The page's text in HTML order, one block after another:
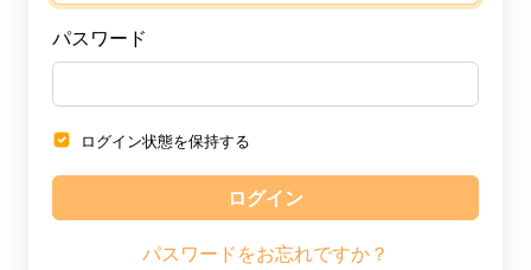
パスワード
ログイン状態を保持する
ログイン
パスワードをお忘れですか？